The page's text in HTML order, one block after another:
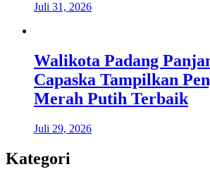
Juli 31, 2026
Walikota Padang
Capaska Tampilkan
Merah Putih Terbaik
Juli 29, 2026
Kategori